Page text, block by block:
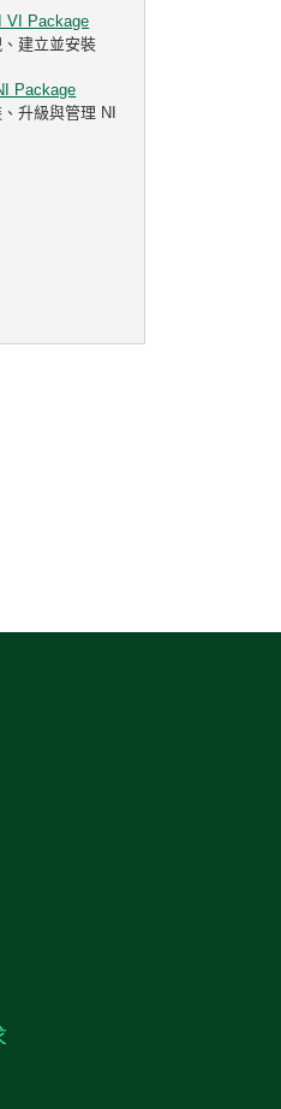
VI Package
建立並安裝
Package
升級與管理 NI